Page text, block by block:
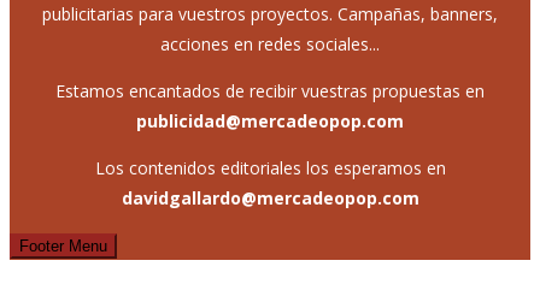
publicitarias para vuestros proyectos. Campañas, banners,
acciones en redes sociales...
Estamos encantados de recibir vuestras propuestas en
publicidad@mercadeopop.com
Los contenidos editoriales los esperamos en
davidgallardo@mercadeopop.com
Footer Menu